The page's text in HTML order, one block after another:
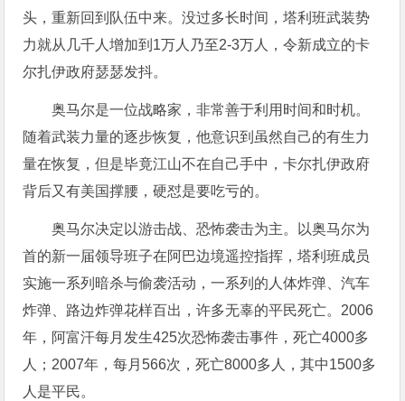
头，重新回到队伍中来。没过多长时间，塔利班武装势
力就从几千人增加到1万人乃至2-3万人，令新成立的卡
尔扎伊政府瑟瑟发抖。
奥马尔是一位战略家，非常善于利用时间和时机。
随着武装力量的逐步恢复，他意识到虽然自己的有生力
量在恢复，但是毕竟江山不在自己手中，卡尔扎伊政府
背后又有美国撑腰，硬怼是要吃亏的。
奥马尔决定以游击战、恐怖袭击为主。以奥马尔为
首的新一届领导班子在阿巴边境遥控指挥，塔利班成员
实施一系列暗杀与偷袭活动，一系列的人体炸弹、汽车
炸弹、路边炸弹花样百出，许多无辜的平民死亡。2006
年，阿富汗每月发生425次恐怖袭击事件，死亡4000多
人；2007年，每月566次，死亡8000多人，其中1500多
人是平民。